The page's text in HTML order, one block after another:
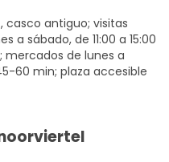
casco antiguo; visitas
a sábado, de 11:00 a 15:00
de lunes a
60 min; plaza accesible